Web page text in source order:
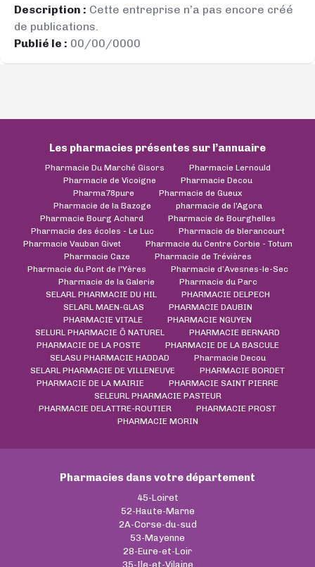
Description : Cette entreprise n’a pas encore créé
de publications.
Publié le : 00/00/0000
Les pharmacies présentes sur l’annuaire
Pharmacie Du Marché Gisors
Pharmacie Lernould
Pharmacie de Vicoigne
Pharmacie Decou
Pharma78pure
Pharmacie de Gueux
Pharmacie de la Bazoge
pharmacie de l'Agora
Pharmacie Bourg Achard
Pharmacie de Bourghelles
Pharmacie des écoles - Le Luc
Pharmacie de blerancourt
Pharmacie Vauban Givet
Pharmacie du Centre Corbie - Totum
Pharmacie Caze
Pharmacie de Trévières
Pharmacie du Pont de l'Yères
Pharmacie d’Avesnes-le-Sec
Pharmacie de la Galerie
Pharmacie du Parc
SELARL PHARMACIE DU HIL
PHARMACIE DELPECH
SELARL MAEN-GLAS
PHARMACIE DAUBIN
PHARMACIE VITALE
PHARMACIE NGUYEN
SELURL PHARMACIE Ô NATUREL
PHARMACIE BERNARD
PHARMACIE DE LA POSTE
PHARMACIE DE LA BASCULE
SELASU PHARMACIE HADDAD
Pharmacie Decou
SELARL PHARMACIE DE VILLENEUVE
PHARMACIE BORDET
PHARMACIE DE LA MAIRIE
PHARMACIE SAINT PIERRE
SELEURL PHARMACIE PASTEUR
PHARMACIE DELATTRE-ROUTIER
PHARMACIE PROST
PHARMACIE MORIN
Pharmacies dans votre département
45-Loiret
52-Haute-Marne
2A-Corse-du-sud
53-Mayenne
28-Eure-et-Loir
35-Ile-et-Vilaine